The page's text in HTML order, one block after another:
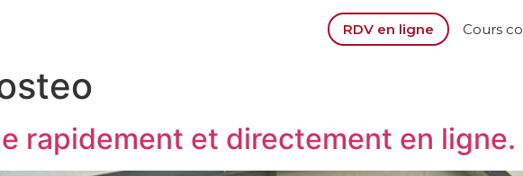
RDV en ligne Cours co
rapidement et directement en ligne.